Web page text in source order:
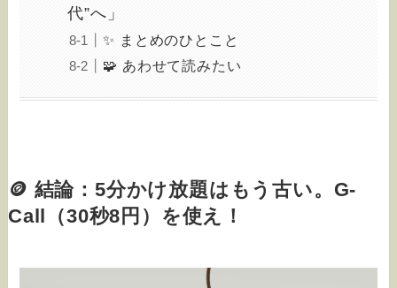
代”へ」
✨ まとめのひとこと
🧩 あわせて読みたい
🪙 結論：5分かけ放題はもう古い。G-
Call（30秒8円）を使え！